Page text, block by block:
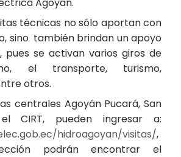
técnicas no sólo aportan con
sino también brindan un apoyo
pues se activan varios giros de
el transporte, turismo,
otros.
centrales Agoyán Pucará, San
CIRT, pueden ingresar a:
hidroagoyan/visitas/,
podrán encontrar el